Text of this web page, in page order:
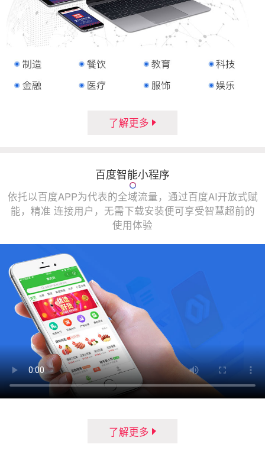
了解更多
百度智能小程序
依托以百度APP为代表的全域流量，通过百度AI开放式赋
能，精准 连接用户，无需下载安装便可享受智慧超前的
使用体验
了解更多